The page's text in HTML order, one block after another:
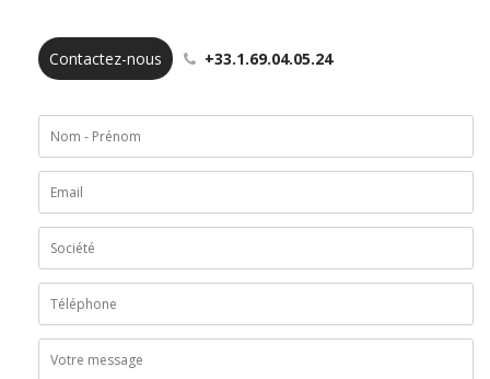
Contactez-nous +33.1.69.04.05.24